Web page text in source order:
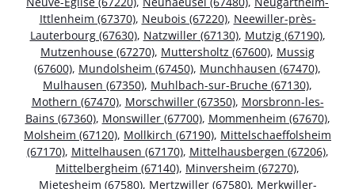
Ittlenheim (67370), Neubois (67220), Neewiller-près-
Lauterbourg (67630), Natzwiller (67130), Mutzig (67190),
Mutzenhouse (67270), Muttersholtz (67600), Mussig
(67600), Mundolsheim (67450), Munchhausen (67470),
Mulhausen (67350), Muhlbach-sur-Bruche (67130),
Mothern (67470), Morschwiller (67350), Morsbronn-les-
Bains (67360), Monswiller (67700), Mommenheim (67670),
Molsheim (67120), Mollkirch (67190), Mittelschaeffolsheim
(67170), Mittelhausen (67170), Mittelhausbergen (67206),
Mittelbergheim (67140), Minversheim (67270),
Mietesheim (67580), Mertzwiller (67580), Merkwiller-